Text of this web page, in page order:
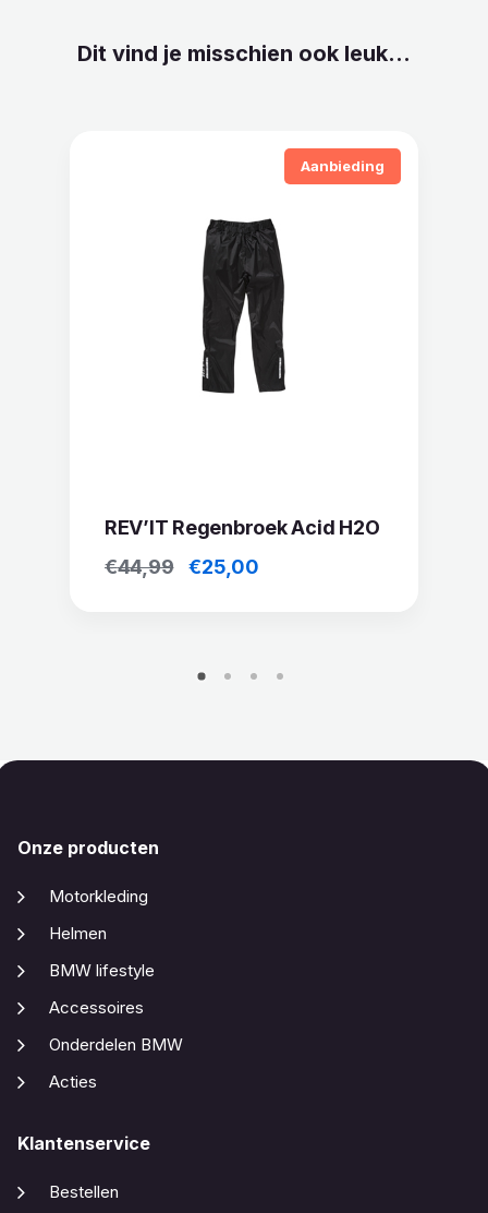
Dit vind je misschien ook leuk...
Aanbieding
REV’IT Regenbroek Acid H2O
€44,99
Oorspronkelijke
€25,00Huidige
Onze producten
Motorkleding
Helmen
BMW lifestyle
Accessoires
Onderdelen BMW
Acties
Klantenservice
Bestellen